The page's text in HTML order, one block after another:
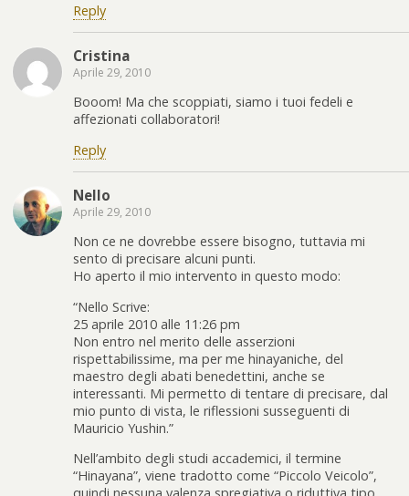
Reply
Cristina
Aprile 29, 2010
Booom! Ma che scoppiati, siamo i tuoi fedeli e
affezionati collaboratori!
Reply
Nello
Aprile 29, 2010
Non ce ne dovrebbe essere bisogno, tuttavia mi
sento di precisare alcuni punti.
Ho aperto il mio intervento in questo modo:
“Nello Scrive:
25 aprile 2010 alle 11:26 pm
Non entro nel merito delle asserzioni
rispettabilissime, ma per me hinayaniche, del
maestro degli abati benedettini, anche se
interessanti. Mi permetto di tentare di precisare, dal
mio punto di vista, le riflessioni susseguenti di
Mauricio Yushin.”
Nell’ambito degli studi accademici, il termine
“Hinayana”, viene tradotto come “Piccolo Veicolo”,